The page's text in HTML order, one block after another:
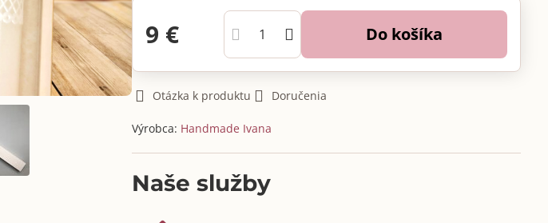
9 € Do košíka
Otázka k produktu Doručenia
Výrobca: Handmade Ivana
Naše služby